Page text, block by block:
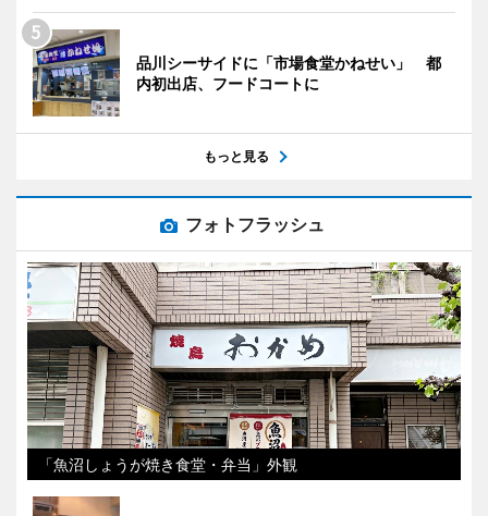
品川シーサイドに「市場食堂かねせい」 都
内初出店、フードコートに
もっと見る
フォトフラッシュ
「魚沼しょうが焼き食堂・弁当」外観